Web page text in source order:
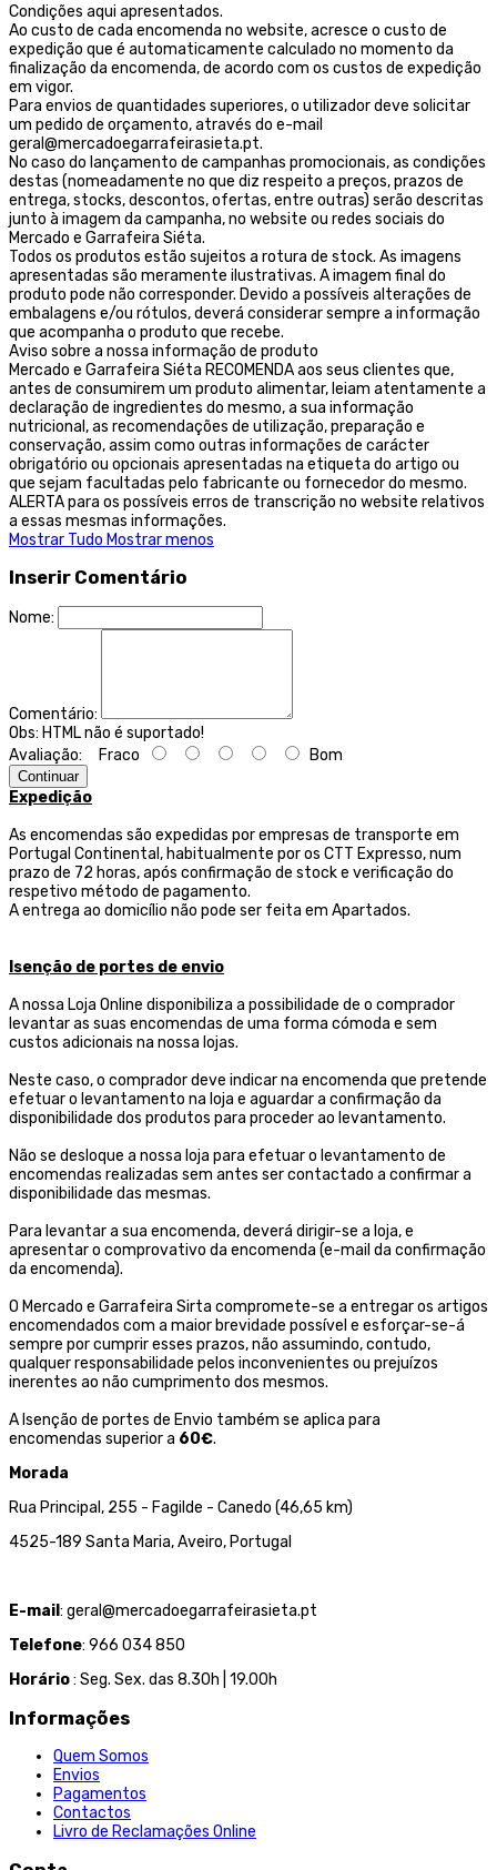
Condições aqui apresentados.
Ao custo de cada encomenda no website, acresce o custo de
expedição que é automaticamente calculado no momento da
finalização da encomenda, de acordo com os custos de expedição
em vigor.
Para envios de quantidades superiores, o utilizador deve solicitar
um pedido de orçamento, através do e-mail
geral@mercadoegarrafeirasieta.pt.
No caso do lançamento de campanhas promocionais, as condições
destas (nomeadamente no que diz respeito a preços, prazos de
entrega, stocks, descontos, ofertas, entre outras) serão descritas
junto à imagem da campanha, no website ou redes sociais do
Mercado e Garrafeira Siéta.
Todos os produtos estão sujeitos a rotura de stock. As imagens
apresentadas são meramente ilustrativas. A imagem final do
produto pode não corresponder. Devido a possíveis alterações de
embalagens e/ou rótulos, deverá considerar sempre a informação
que acompanha o produto que recebe.
Aviso sobre a nossa informação de produto
Mercado e Garrafeira Siéta RECOMENDA aos seus clientes que,
antes de consumirem um produto alimentar, leiam atentamente a
declaração de ingredientes do mesmo, a sua informação
nutricional, as recomendações de utilização, preparação e
conservação, assim como outras informações de carácter
obrigatório ou opcionais apresentadas na etiqueta do artigo ou
que sejam facultadas pelo fabricante ou fornecedor do mesmo.
ALERTA para os possíveis erros de transcrição no website relativos
a essas mesmas informações.
Mostrar Tudo Mostrar menos
Inserir Comentário
Nome:
Comentário:
Obs: HTML não é suportado!
Avaliação: Fraco Bom
Continuar
Expedição
As encomendas são expedidas por empresas de transporte em
Portugal Continental, habitualmente por os CTT Expresso,num
prazo de 72 horas, após confirmação de stock e verificação do
respetivo método de pagamento.
A entrega ao domicílio não pode ser feita em Apartados.
Isenção de portes de envio
A nossa Loja Online disponibiliza a possibilidade de o comprador
levantar as suas encomendas de uma forma cómoda e sem
custos adicionais na nossa lojas.
Neste caso, o comprador deve indicar na encomenda que pretende
efetuar o levantamento na loja e aguardar a confirmação da
disponibilidade dos produtos para proceder ao levantamento.
Não se desloque a nossa loja para efetuar o levantamento de
encomendas realizadas sem antes ser contactado a confirmar a
disponibilidade das mesmas.
Para levantar a sua encomenda, deverá dirigir-se a loja, e
apresentar o comprovativo da encomenda (e-mail da confirmação
da encomenda).
O Mercado e Garrafeira Sirta compromete-se a entregar os artigos
encomendados com a maior brevidade possível e esforçar-se-á
sempre por cumprir esses prazos, não assumindo, contudo,
qualquer responsabilidade pelos inconvenientes ou prejuízos
inerentes ao não cumprimento dos mesmos.
A Isenção de portes de Envio também se aplica para
encomendas superior a 60€.
Morada
Rua Principal, 255 - Fagilde - Canedo (46,65 km)
4525-189 Santa Maria, Aveiro, Portugal
E-mail: geral@mercadoegarrafeirasieta.pt
Telefone: 966 034 850
Horário: Seg. Sex. das 8.30h | 19.00h
Informações
Quem Somos
Envios
Pagamentos
Contactos
Livro de Reclamações Online